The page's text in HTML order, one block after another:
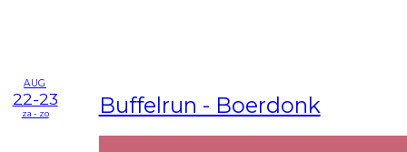
AUG
22-23
za - zo Buffelrun - Boerdonk